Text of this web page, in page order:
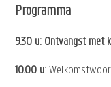
Programma
9.30 u: Ontvangst met
10.00 u: